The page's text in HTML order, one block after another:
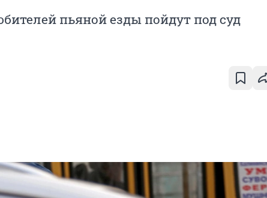
пьяной езды пойдут под суд